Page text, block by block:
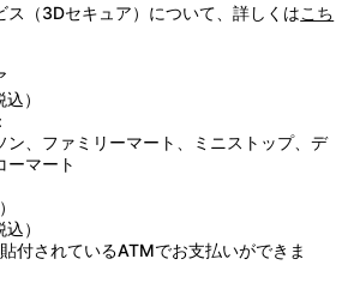
（3Dセキュア）について、詳しくはこち
）
ン、ファミリーマート、ミニストップ、デ
ーマート
）
付されているATMでお支払いができま